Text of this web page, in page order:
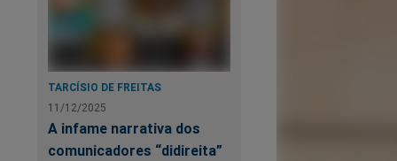
TARCÍSIO DE FREITAS
11/12/2025
A infame narrativa dos
comunicadores “didireita”